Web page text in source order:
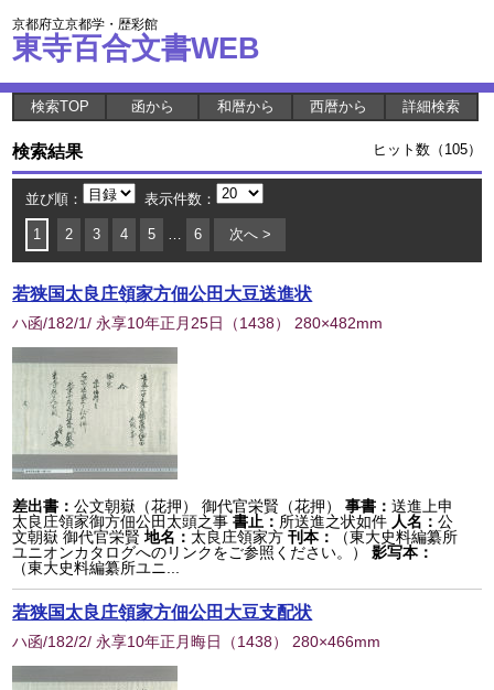
京都府立京都学・歴彩館
東寺百合文書WEB
検索TOP 函から 和暦から 西暦から 詳細検索
検索結果 ヒット数（105）
並び順： 表示件数：
1 2 3 4 5 … 6 次へ >
若狭国太良庄領家方佃公田大豆送進状
ハ函/182/1/ 永享10年正月25日 （1438） 280×482mm
差出書：公文朝嶽（花押） 御代官栄賢（花押） 事書：送進上申
太良庄領家御方佃公田太頭之事 書止： 所送進之状如件 人名：公
文朝嶽 御代官栄賢 地名： 太良庄領家方 刊本：
（東大史料編纂所
ユニオンカタログへのリンクをご参照ください。）
影写本：
（東大史料編纂所ユニ...
若狭国太良庄領家方佃公田大豆支配状
ハ函/182/2/ 永享10年正月晦日 （1438） 280×466mm